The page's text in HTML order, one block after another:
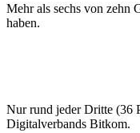
Mehr als sechs von zehn
haben.
Nur rund jeder Dritte (36
Digitalverbands Bitkom.